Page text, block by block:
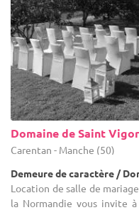
Domaine de Saint Vigor
Carentan - Manche (50)
Demeure de caractère /
Location de salle de
la Normandie vous invite